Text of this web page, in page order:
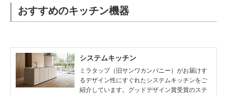
おすすめのキッチン機器
システムキッチン
ミラタップ（旧サンワカンパニー）がお届けす
るデザイン性にすぐれたシステムキッチンをご
紹介しています。グッドデザイン賞受賞のステ